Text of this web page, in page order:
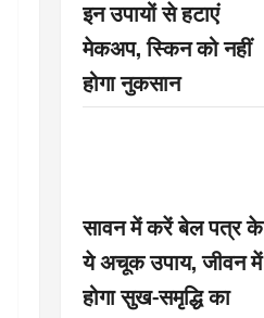
इन उपायों से हटाएं
मेकअप, स्किन को नहीं
होगा नुकसान
सावन में करें बेल पत्र के
ये अचूक उपाय, जीवन में
होगा सुख-समृद्धि का